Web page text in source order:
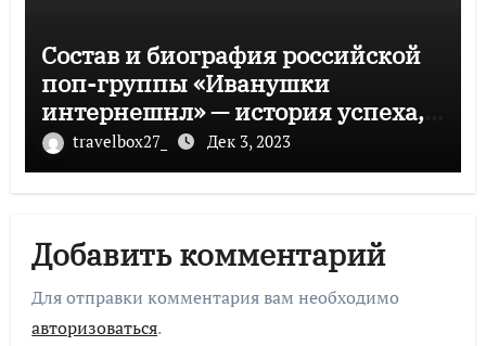
Состав и биография российской
поп-группы «Иванушки
интернешнл» — история успеха,
музыка и судьбы участников
travelbox27_ Дек 3, 2023
Добавить комментарий
Для отправки комментария вам необходимо
авторизоваться.